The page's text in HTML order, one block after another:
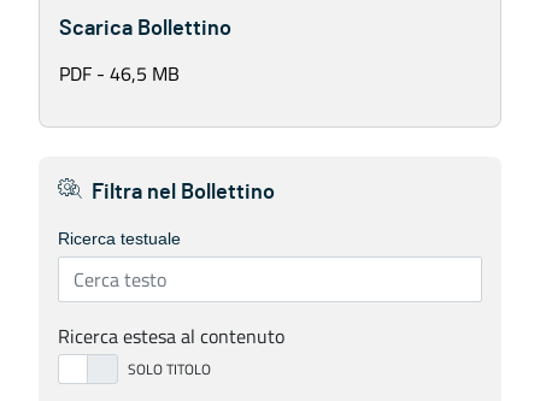
Scarica Bollettino
PDF - 46,5 MB
Filtra nel Bollettino
Ricerca testuale
Ricerca estesa al contenuto